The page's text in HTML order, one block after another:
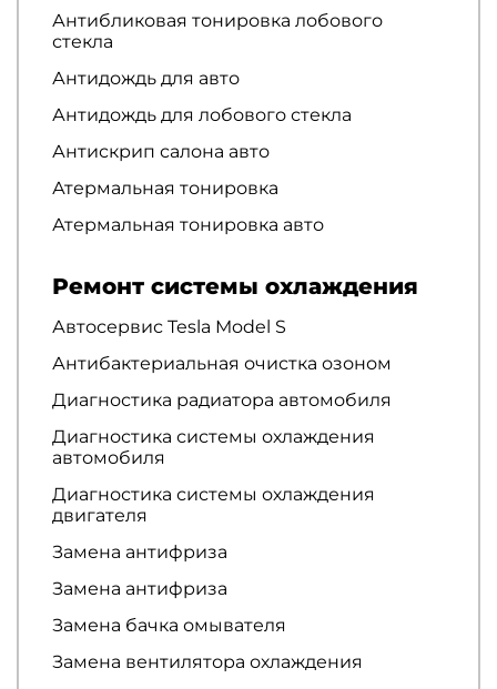
Антибликовая тонировка лобового
стекла
Антидождь для авто
Антидождь для лобового стекла
Антискрип салона авто
Атермальная тонировка
Атермальная тонировка авто
Ремонт системы охлаждения
Автосервис Tesla Model S
Антибактериальная очистка озоном
Диагностика радиатора автомобиля
Диагностика системы охлаждения
автомобиля
Диагностика системы охлаждения
двигателя
Замена антифриза
Замена антифриза
Замена бачка омывателя
Замена вентилятора охлаждения